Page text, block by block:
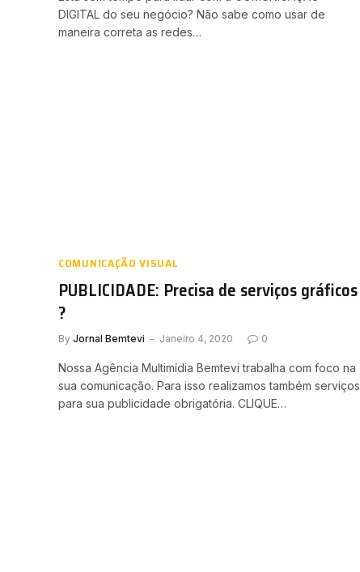
DIGITAL do seu negócio? Não sabe como usar de
maneira correta as redes…
COMUNICAÇÃO VISUAL
PUBLICIDADE: Precisa de serviços gráficos
?
By Jornal Bemtevi Janeiro 4, 2020 0
Nossa Agência Multimídia Bemtevi trabalha com foco na
sua comunicação. Para isso realizamos também serviços
para sua publicidade obrigatória. CLIQUE…